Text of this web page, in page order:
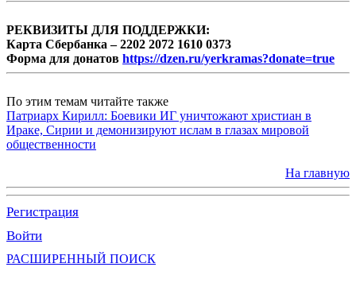
РЕКВИЗИТЫ ДЛЯ ПОДДЕРЖКИ:
Карта Сбербанка – 2202 2072 1610 0373
Форма для донатов https://dzen.ru/yerkramas?donate=true
По этим темам читайте также
Патриарх Кирилл: Боевики ИГ уничтожают христиан в
Ираке, Сирии и демонизируют ислам в глазах мировой
общественности
На главную
Регистрация
Войти
РАСШИРЕННЫЙ ПОИСК